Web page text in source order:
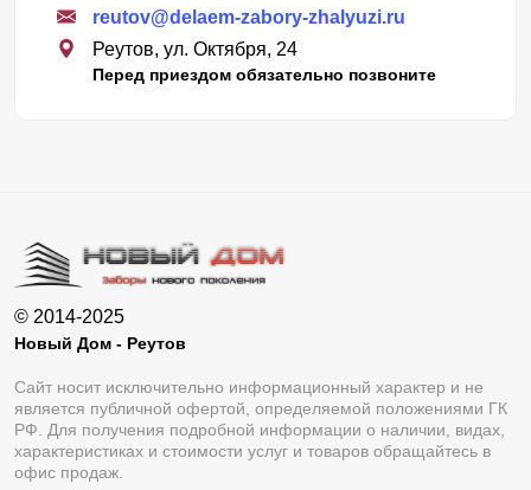
reutov@delaem-zabory-zhalyuzi.ru
Реутов, ул. Октября, 24
Перед приездом обязательно позвоните
© 2014-2025
Новый Дом - Реутов
Сайт носит исключительно информационный характер и не
является публичной офертой, определяемой положениями ГК
РФ. Для получения подробной информации о наличии, видах,
характеристиках и стоимости услуг и товаров обращайтесь в
офис продаж.